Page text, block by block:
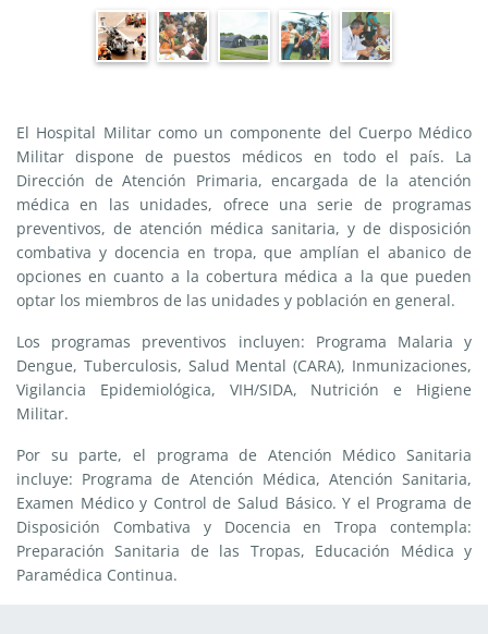
El Hospital Militar como un componente del Cuerpo Médico
Militar dispone de puestos médicos en todo el país. La
Dirección de Atención Primaria, encargada de la atención
médica en las unidades, ofrece una serie de programas
preventivos, de atención médica sanitaria, y de disposición
combativa y docencia en tropa, que amplían el abanico de
opciones en cuanto a la cobertura médica a la que pueden
optar los miembros de las unidades y población en general.
Los programas preventivos incluyen: Programa Malaria y
Dengue, Tuberculosis, Salud Mental (CARA), Inmunizaciones,
Vigilancia Epidemiológica, VIH/SIDA, Nutrición e Higiene
Militar.
Por su parte, el programa de Atención Médico Sanitaria
incluye: Programa de Atención Médica, Atención Sanitaria,
Examen Médico y Control de Salud Básico. Y el Programa de
Disposición Combativa y Docencia en Tropa contempla:
Preparación Sanitaria de las Tropas, Educación Médica y
Paramédica Continua.